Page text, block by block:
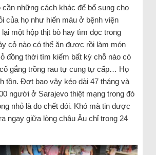
cần những cách khác để bổ sung cho
của họ như hiến máu ở bệnh viện
lại một hộp thịt bò hay tìm đọc trong
cỏ nào có thể ăn được rồi làm món
đồng thời tìm kiếm bất kỳ chỗ nào có
gắng trồng rau tự cung tự cấp… Họ
tồn. Đợt bao vây kéo dài 47 tháng và
người ở Sarajevo thiệt mạng trong đó
nhỏ là do chết đói. Khó mà tin được
ngay giữa lòng châu Âu chỉ trong 24